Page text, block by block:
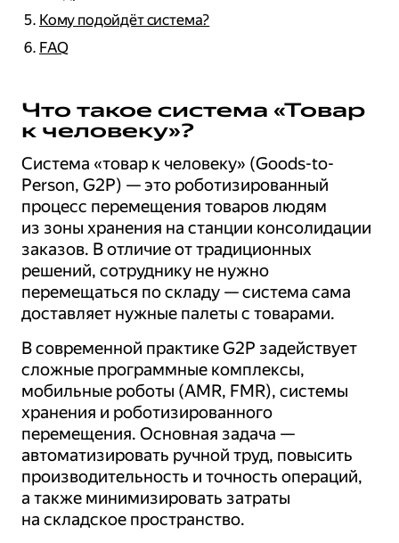
Кому подойдёт система?
FAQ
Что такое система «Товар
к человеку»?
Система «товар к человеку» (Goods-to-
Person, G2P) — это роботизированный
процесс перемещения товаров людям
из зоны хранения на станции консолидации
заказов. В отличие от традиционных
решений, сотруднику не нужно
перемещаться по складу — система сама
доставляет нужные палеты с товарами.
В современной практике G2P задействует
сложные программные комплексы,
мобильные роботы (AMR, FMR), системы
хранения и роботизированного
перемещения. Основная задача —
автоматизировать ручной труд, повысить
производительность и точность операций,
а также минимизировать затраты
на складское пространство.